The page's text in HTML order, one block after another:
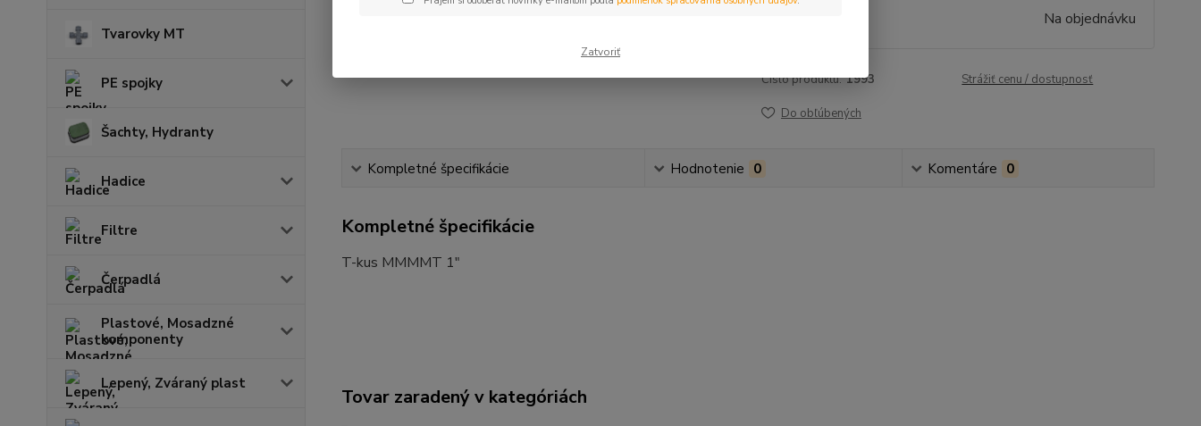
Tvarovky MT
PE spojky
Šachty, Hydranty
Hadice
Filtre
Čerpadlá
Plastové, Mosadzné
komponenty
Lepený, Zváraný plast
14,95 € Na objednávku
Číslo produktu: 1993 Strážiť cenu / dostupnosť
Do obľúbených
Kompletné špecifikácie Hodnotenie 0 Komentáre 0
Kompletné špecifikácie
T-kus MMMMT 1"
Tovar zaradený v kategóriách
Zatvoriť